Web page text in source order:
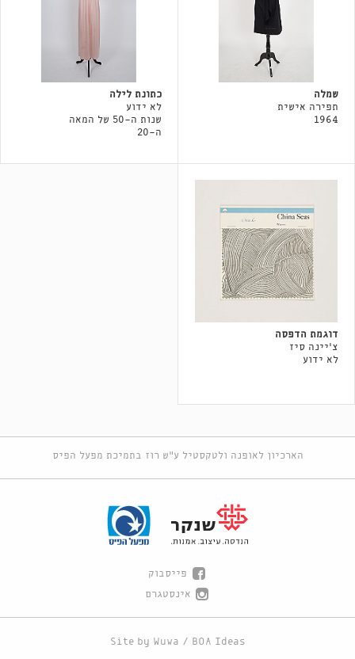
שמלה
תפירה אישית
1964
כתונת לילה
לא ידוע
שנות ה-50 של המאה
ה-20
דוגמת הדפסה
צ'יינה סיז
לא ידוע
הארכיון לאופנה ולטקסטיל ע"ש רוז בתמיכת מפעל הפיס
פייסבוק
אינסטגרם
Site by Wuwa / BOA Ideas